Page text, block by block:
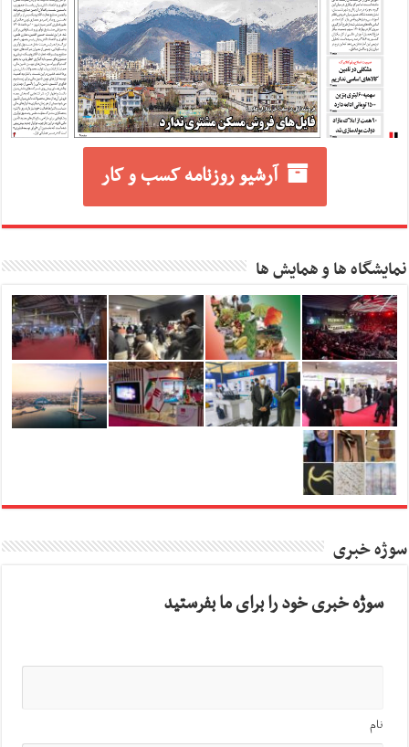
آرشیو روزنامه کسب و کار
نمایشگاه ها و همایش ها
سوژه خبری
سوژه خبری خود را برای ما بفرستید
نام